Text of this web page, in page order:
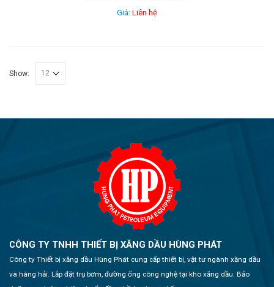
Giá: Liên hệ
Show:
CÔNG TY TNHH THIẾT BỊ XĂNG DẦU HÙNG PHÁT
Công ty Thiết bị xăng dầu Hùng Phát cung cấp thiết bị, vật tư ngành xăng dầu
và hàng hải. Lắp đặt trụ bơm, đường ống công nghệ tại kho xăng dầu. Bảo